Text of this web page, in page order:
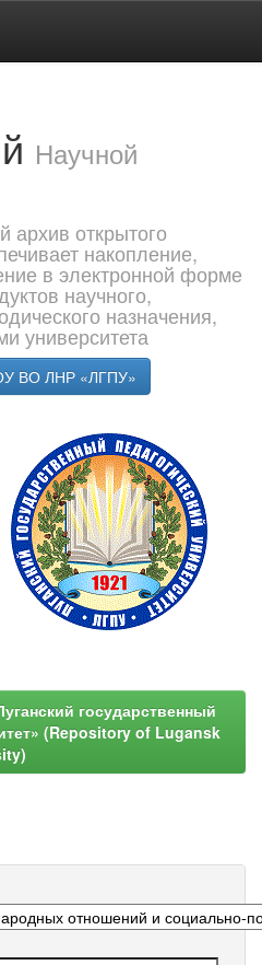
Научной
архив открытого
накопление,
в электронной форме
научного,
назначения,
университета
ВО ЛНР «ЛГПУ»
государственный
(Repository of Lugansk